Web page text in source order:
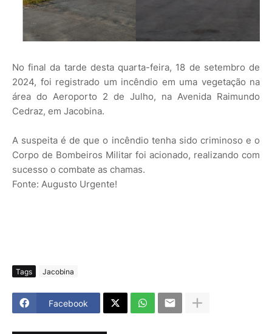
No final da tarde desta quarta-feira, 18 de setembro de
2024, foi registrado um incêndio em uma vegetação na
área do Aeroporto 2 de Julho, na Avenida Raimundo
Cedraz, em Jacobina.
A suspeita é de que o incêndio tenha sido criminoso e o
Corpo de Bombeiros Militar foi acionado, realizando com
sucesso o combate as chamas.
Fonte: Augusto Urgente!
Tags Jacobina
Facebook